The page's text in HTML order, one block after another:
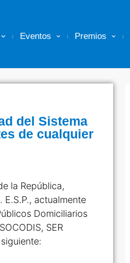
Eventos Premios
del Sistema
de cualquier
la República,
actualmente
Domiciliarios
SER